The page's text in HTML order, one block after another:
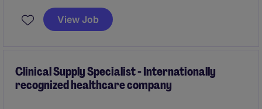
Start is asap, ideally August, for the next 12 months
with extension option.
View Job
Clinical Supply Specialist - Internationally
recognized healthcare company